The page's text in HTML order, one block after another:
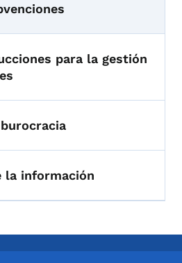
para la gestión
la información